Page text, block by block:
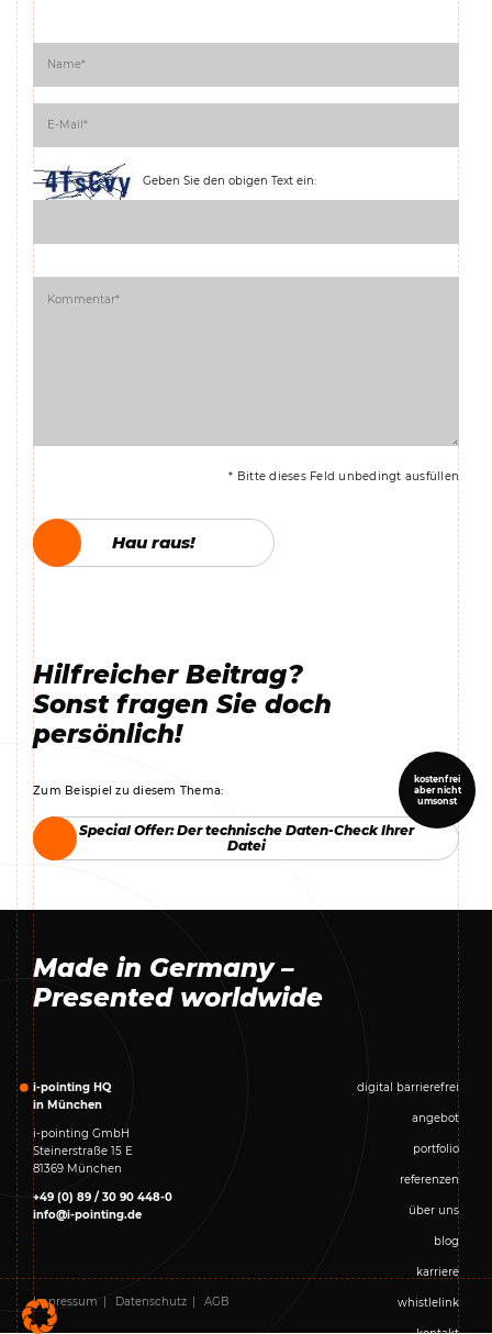
Geben Sie den obigen Text ein:
* Bitte dieses Feld unbedingt ausfüllen
Hau raus!
Hau raus!
Hilfreicher Beitrag?
Sonst fragen Sie doch
persönlich!
Zum Beispiel zu diesem Thema:
kostenfrei
aber nicht
umsonst
Special Offer: Der technische Daten-Check Ihrer
Datei
Special Offer: Der technische Daten-Check Ihrer
Datei
Made in Germany –
Presented worldwide
i-pointing HQ
in München
i-pointing GmbH
Steinerstraße 15 E
81369 München
+49 (0) 89 / 30 90 448-0
info@i-pointing.de
digital barrierefrei
angebot
portfolio
referenzen
über uns
blog
karriere
whistlelink
Impressum Datenschutz AGB